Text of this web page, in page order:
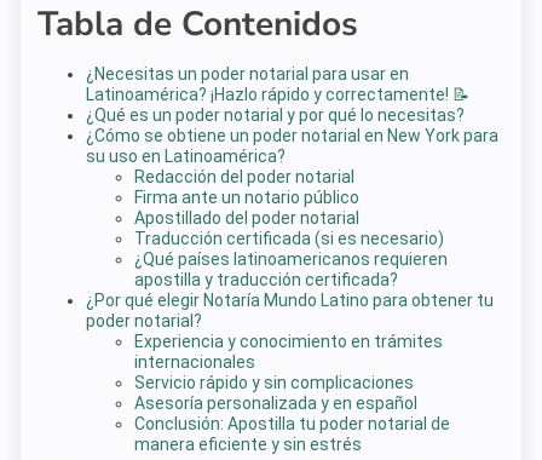
Tabla de Contenidos
¿Necesitas un poder notarial para usar en
Latinoamérica? ¡Hazlo rápido y correctamente! 📝
¿Qué es un poder notarial y por qué lo necesitas?
¿Cómo se obtiene un poder notarial en New York para
su uso en Latinoamérica?
Redacción del poder notarial
Firma ante un notario público
Apostillado del poder notarial
Traducción certificada (si es necesario)
¿Qué países latinoamericanos requieren
apostilla y traducción certificada?
¿Por qué elegir Notaría Mundo Latino para obtener tu
poder notarial?
Experiencia y conocimiento en trámites
internacionales
Servicio rápido y sin complicaciones
Asesoría personalizada y en español
Conclusión: Apostilla tu poder notarial de
manera eficiente y sin estrés